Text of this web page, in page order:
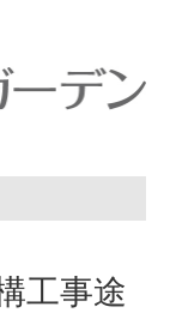
工事途